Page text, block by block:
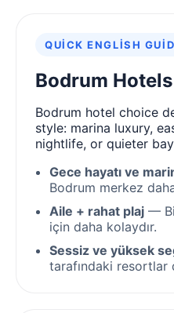
QUICK ENGLISH
Bodrum Hotels
Bodrum hotel choice
style: marina luxury,
nightlife, or quieter
Gece hayatı ve
Bodrum merkez
Aile + rahat plaj —
için daha kolaydır.
Sessiz ve yüksek
tarafındaki resortlar